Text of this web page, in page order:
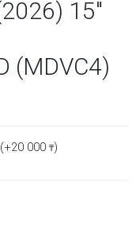
15"
(MDVC4)
20 000 ₸)